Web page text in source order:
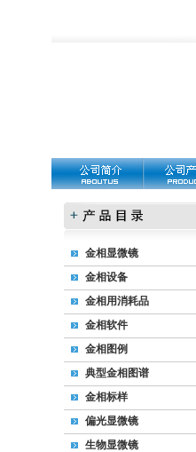
金相显微镜
金相设备
金相用消耗品
金相软件
金相图例
典型金相图谱
金相标样
偏光显微镜
生物显微镜